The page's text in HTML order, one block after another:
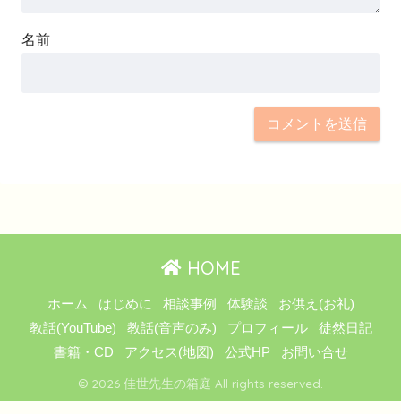
名前
HOME
ホーム はじめに 相談事例 体験談
お供え(お礼)
教話(YouTube)
教話(音声のみ) プロフィール
徒然日記
書籍・CD
アクセス(地図) 公式HP お問い合せ
© 2026 佳世先生の箱庭 All rights reserved.